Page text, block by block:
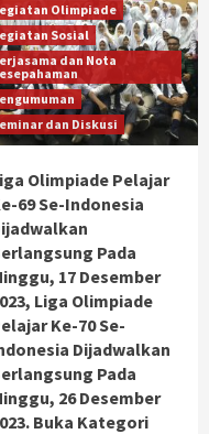
Olimpiade
Sosial
dan Nota
dan Diskusi
Olimpiade Pelajar
69 Se-Indonesia
Pada
17 Desember
Liga Olimpiade
Ke-70 Se-
Dijadwalkan
Pada
26 Desember
Buka Kategori